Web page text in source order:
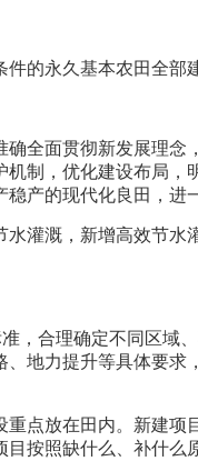
的永久基本农田全部
全面贯彻新发展理
制，优化建设布局
产的现代化良田，进
灌溉，新增高效节水
，合理确定不同区域
地力提升等具体要
点放在田内。新建
按照缺什么、补什